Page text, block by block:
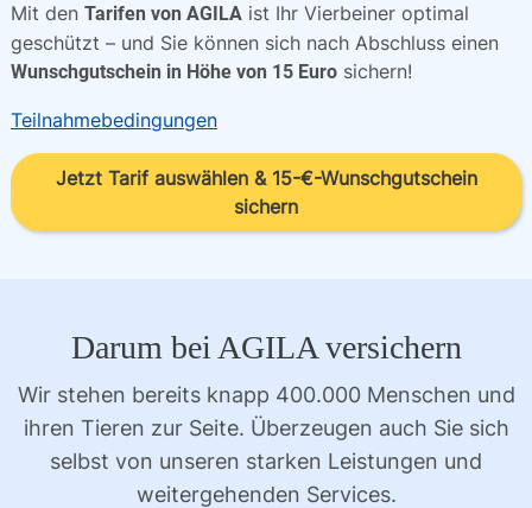
Mit den Tarifen von AGILA ist Ihr Vierbeiner optimal
geschützt – und Sie können sich nach Abschluss einen
Wunschgutschein in Höhe von 15 Euro sichern!
Teilnahmebedingungen
Jetzt Tarif auswählen & 15-€-Wunschgutschein
sichern
Darum bei AGILA versichern
Wir stehen bereits knapp 400.000 Menschen und
ihren Tieren zur Seite. Überzeugen auch Sie sich
selbst von unseren starken Leistungen und
weitergehenden Services.